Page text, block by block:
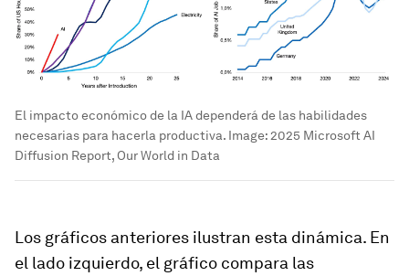
El impacto económico de la IA dependerá de las habilidades
necesarias para hacerla productiva. Image:2025 Microsoft AI
Diffusion Report, Our World in Data
Los gráficos anteriores ilustran esta dinámica. En
el lado izquierdo, el gráfico compara las